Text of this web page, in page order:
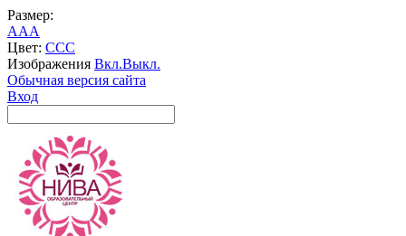
Размер:
AAA
Цвет: CCC
Изображения Вкл.Выкл.
Обычная версия сайта
Вход